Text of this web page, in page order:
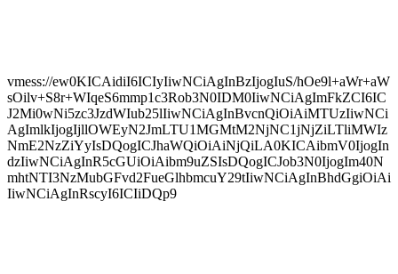
vmess://ew0KICAidiI6ICIyIiwNCiAgInBzIjogIuS/hOe9l+aWr+aW
sOilv+S8r+WIqeS6mmp1c3Rob3N0IDM0IiwNCiAgImFkZCI6IC
J2Mi0wNi5zc3JzdWIub25lIiwNCiAgInBvcnQiOiAiMTUzIiwNCi
AgImlkIjogIjllOWEyN2JmLTU1MGMtM2NjNC1jNjZiLTliMWIz
NmE2NzZiYyIsDQogICJhaWQiOiAiNjQiLA0KICAibmV0IjogIn
dzIiwNCiAgInR5cGUiOiAibm9uZSIsDQogICJob3N0IjogIm40N
mhtNTI3NzMubGFvd2FueGlhbmcuY29tIiwNCiAgInBhdGgiOiAi
IiwNCiAgInRscyI6ICIiDQp9